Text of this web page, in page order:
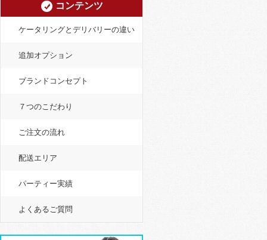
コンテンツ
ケータリングとデリバリーの違い
追加オプション
ブランドコンセプト
７つのこだわり
ご注文の流れ
配送エリア
パーティー実績
よくあるご質問